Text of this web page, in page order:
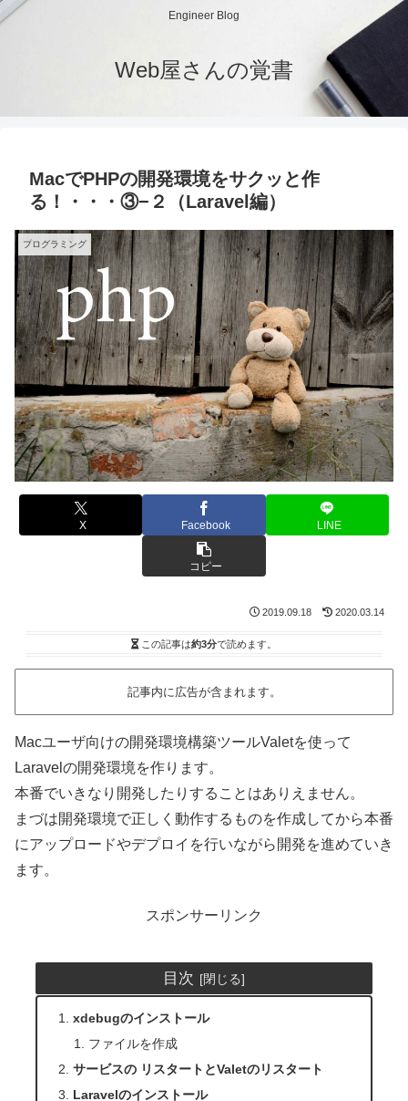
Engineer Blog
Web屋さんの覚書
MacでPHPの開発環境をサクッと作
る！・・・③−２（Laravel編）
プログラミング
X Facebook LINE
コピー
2019.09.18 2020.03.14
この記事は約3分で読めます。
記事内に広告が含まれます。
Macユーザ向けの開発環境構築ツールValetを使って
Laravelの開発環境を作ります。
本番でいきなり開発したりすることはありえません。
まづは開発環境で正しく動作するものを作成してから本番
にアップロードやデプロイを行いながら開発を進めていき
ます。
スポンサーリンク
目次
xdebugのインストール
ファイルを作成
サービスの リスタートとValetのリスタート
Laravelのインストール